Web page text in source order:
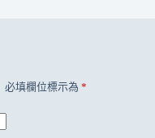
必填欄位標示為 *